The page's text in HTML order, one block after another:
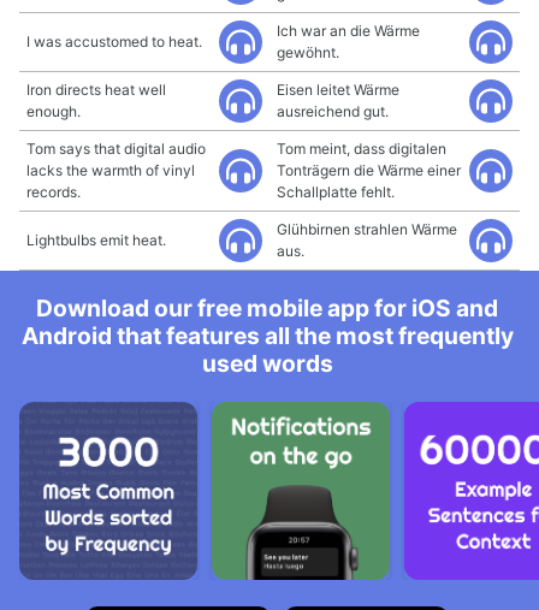
I was accustomed to heat.
Ich war an die Wärme
gewöhnt.
Iron directs heat well
enough.
Eisen leitet Wärme
ausreichend gut.
Tom says that digital audio
lacks the warmth of vinyl
records.
Tom meint, dass digitalen
Tonträgern die Wärme einer
Schallplatte fehlt.
Lightbulbs emit heat.
Glühbirnen strahlen Wärme
aus.
Download our free mobile app for iOS and
Android that features all the most frequently
used words